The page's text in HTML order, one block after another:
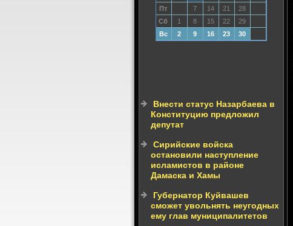
Пт
7 14 21
28
Сб
1 8 15 22
29
Вс
2 9 16 23 30
Внести статус Назарбаева в
Конституцию предложил
депутат
Сирийские войска
остановили наступление
исламистов в районе
Дамаска и Хамы
Губернатор Куйвашев
сможет увольнять неугодных
ему глав муниципалитетов